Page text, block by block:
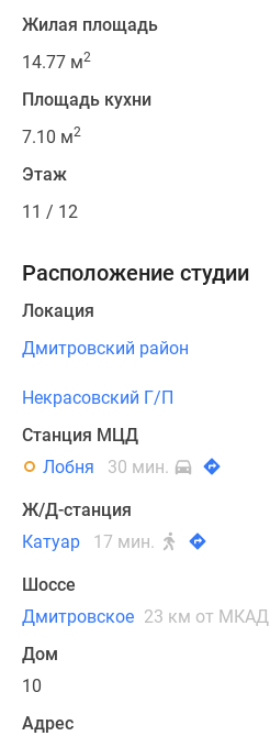
Жилая площадь
14.77 м2
Площадь кухни
7.10 м2
Этаж
11 / 12
Расположение студии
Локация
Дмитровский район
Некрасовский Г/П
Станция МЦД
Лобня
30 мин.
Ж/Д-станция
Катуар
17 мин.
Шоссе
Дмитровское 23 км от МКАД
Дом
10
Адрес